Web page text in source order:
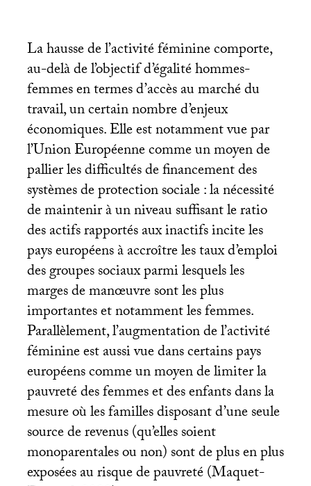
La hausse de l’activité féminine comporte,
au-delà de l’objectif d’égalité hommes-
femmes en termes d’accès au marché du
travail, un certain nombre d’enjeux
économiques. Elle est notamment vue par
l’Union Européenne comme un moyen de
pallier les difficultés de financement des
systèmes de protection sociale : la nécessité
de maintenir à un niveau suffisant le ratio
des actifs rapportés aux inactifs incite les
pays européens à accroître les taux d’emploi
des groupes sociaux parmi lesquels les
marges de manœuvre sont les plus
importantes et notamment les femmes.
Parallèlement, l’augmentation de l’activité
féminine est aussi vue dans certains pays
européens comme un moyen de limiter la
pauvreté des femmes et des enfants dans la
mesure où les familles disposant d’une seule
source de revenus (qu’elles soient
monoparentales ou non) sont de plus en plus
exposées au risque de pauvreté (Maquet-